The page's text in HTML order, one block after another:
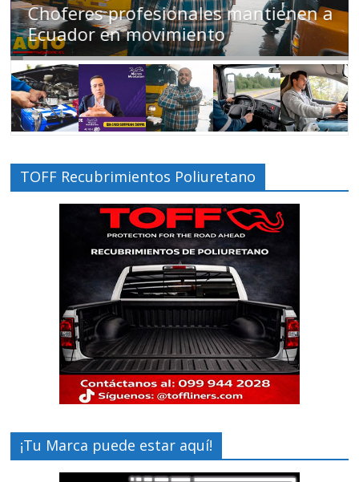
Choferes profesionales mantienen a
Ecuador en movimiento
TOFF Recubrimientos Poliuretano
¡Tu Marca puede estar aquí!